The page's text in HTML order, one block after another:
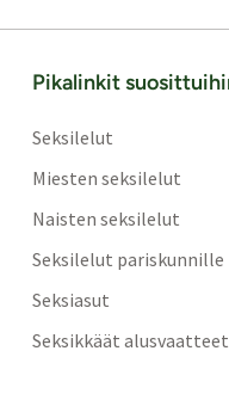
Pikalinkit
Seksilelut
Miesten seksilelut
Naisten seksilelut
Seksilelut pariskunnille
Seksiasut
Seksikkäät alusvaatteet